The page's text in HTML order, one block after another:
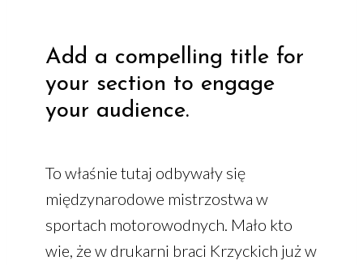
Add a compelling title for
your section to engage
your audience.
To właśnie tutaj odbywały się
międzynarodowe mistrzostwa w
sportach motorowodnych. Mało kto
wie, że w drukarni braci Krzyckich już w